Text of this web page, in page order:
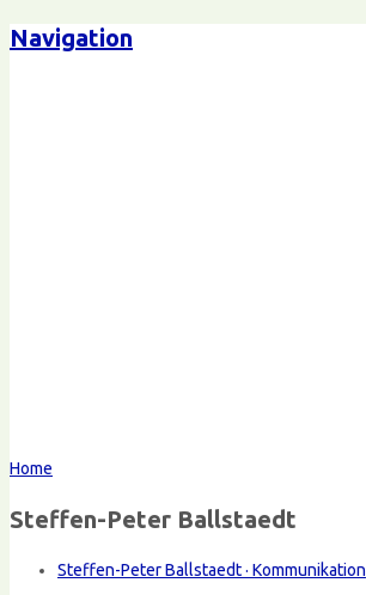
Navigation
Home
Steffen-Peter Ballstaedt
Steffen-Peter Ballstaedt · Kommunikation